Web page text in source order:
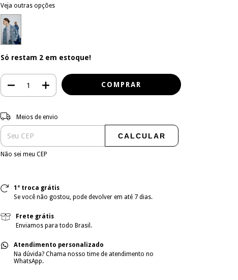
Veja outras opções
Só restam 2 em estoque!
Entregas para o CEP:
Meios de envio
CALCULAR
Não sei meu CEP
1ª troca grátis
Se você não gostou, pode devolver em até 7 dias.
Frete grátis
Enviamos para todo Brasil.
Atendimento personalizado
Na dúvida? Chama nosso time de atendimento no
WhatsApp.